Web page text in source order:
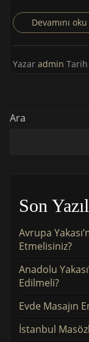
Devamını oku
Yazar admin Tarih
Ara
Son
Avrupa
Etmelisiniz?
Anadolu
Edilmeli?
Evde Masajın
İstanbul